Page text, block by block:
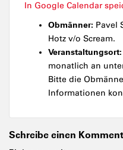
In Google Calendar
Obmänner: Pavel
Hotz v/o Scream.
Veranstaltungsort:
monatlich an
Bitte die
Informationen
Schreibe einen